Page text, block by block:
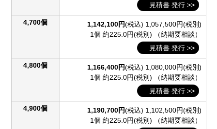
見積書 発行 >>
4,700個 1,142,100円(税込) 1,057,500円(税別)
1個 約225.0円(税別) （納期要相談）
見積書 発行 >>
4,800個 1,166,400円(税込) 1,080,000円(税別)
1個 約225.0円(税別) （納期要相談）
見積書 発行 >>
4,900個 1,190,700円(税込) 1,102,500円(税別)
1個 約225.0円(税別) （納期要相談）